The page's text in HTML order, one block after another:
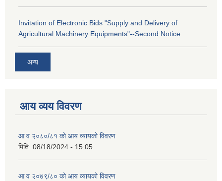
Invitation of Electronic Bids "Supply and Delivery of
Agricultural Machinery Equipments"--Second Notice
अन्य
आय व्यय विवरण
आ व २०८०/८१ को आय व्यायको विवरण
मिति: 08/18/2024 - 15:05
आ व २०७९/८० को आय व्यायको विवरण